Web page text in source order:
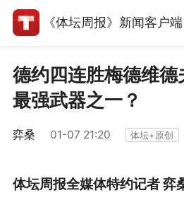
《体坛周报》新闻客户端
德约四连胜梅德维德
最强武器之一？
弈桑 01-07 21:20 体坛+原创
体坛周报全媒体特约记者 弈